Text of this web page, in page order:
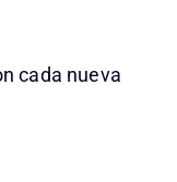
cada nueva